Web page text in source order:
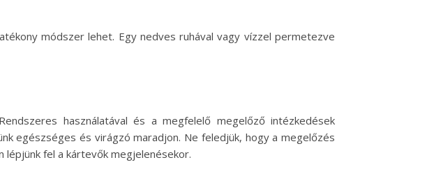
módszer lehet. Egy nedves ruhával vagy vízzel permetezve
használatával és a megfelelő megelőző intézkedések
egészséges és virágzó maradjon. Ne feledjük, hogy a megelőzés
fel a kártevők megjelenésekor.